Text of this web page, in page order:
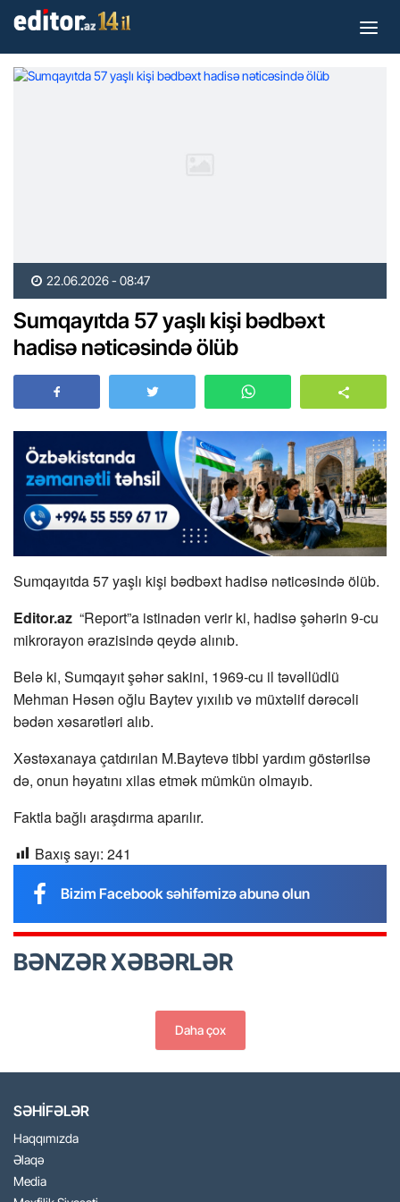
22.06.2026 - 08:47
Sumqayıtda 57 yaşlı kişi bədbəxt
hadisə nəticəsində ölüb
Sumqayıtda 57 yaşlı kişi bədbəxt hadisə nəticəsində ölüb.
Editor.az “Report”a istinadən verir ki, hadisə şəhərin 9-cu
mikrorayon ərazisində qeydə alınıb.
Belə ki, Sumqayıt şəhər sakini, 1969-cu il təvəllüdlü
Mehman Həsən oğlu Baytev yıxılıb və müxtəlif dərəcəli
bədən xəsarətləri alıb.
Xəstəxanaya çatdırılan M.Baytevə tibbi yardım göstərilsə
də, onun həyatını xilas etmək mümkün olmayıb.
Faktla bağlı araşdırma aparılır.
Baxış sayı: 241
Bizim Facebook səhifəmizə abunə olun
BƏNZƏR XƏBƏRLƏR
Daha çox
SƏHİFƏLƏR
Haqqımızda
Əlaqə
Media